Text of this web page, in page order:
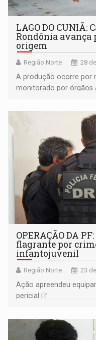
LAGO DO CUNIÃ:
Rondônia avança
origem
Região Norte 28
A produção ocorre por
monitorado por órgãos
OPERAÇÃO DA
flagrante por
infantojuvenil
Região Norte 23
Ação apreendeu
pericial